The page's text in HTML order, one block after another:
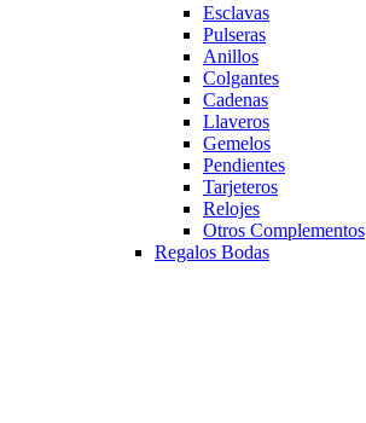
Esclavas
Pulseras
Anillos
Colgantes
Cadenas
Llaveros
Gemelos
Pendientes
Tarjeteros
Relojes
Otros Complementos
Regalos Bodas